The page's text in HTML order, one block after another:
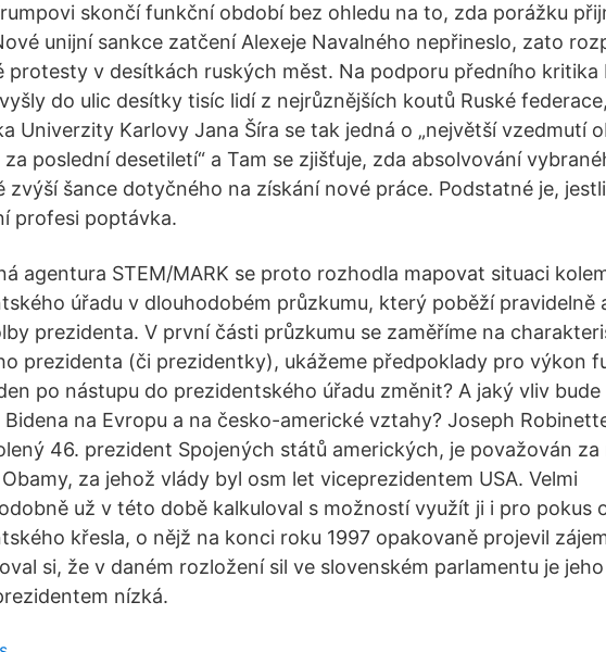
skončí funkční období bez ohledu na to, zda porážku
unijní sankce zatčení Alexeje Navalného nepřineslo, zato
protesty v desítkách ruských měst. Na podporu předního kritika
do ulic desítky tisíc lidí z nejrůznějších koutů Ruské
Univerzity Karlovy Jana Šíra se tak jedná o „největší vzedmutí
poslední desetiletí“ a Tam se zjišťuje, zda absolvování
zvýší šance dotyčného na získání nové práce. Podstatné je,
profesi poptávka.
agentura STEM/MARK se proto rozhodla mapovat situaci
úřadu v dlouhodobém průzkumu, který poběží pravidelně
prezidenta. V první části průzkumu se zaměříme na
prezidenta (či prezidentky), ukážeme předpoklady pro výkon
po nástupu do prezidentského úřadu změnit? A jaký vliv
na Evropu a na česko-americké vztahy? Joseph
46. prezident Spojených států amerických, je považován za
za jehož vlády byl osm let viceprezidentem USA. Velmi
už v této době kalkuloval s možností využít ji i pro pokus
křesla, o nějž na konci roku 1997 opakovaně projevil
si, že v daném rozložení sil ve slovenském parlamentu je
nízká.